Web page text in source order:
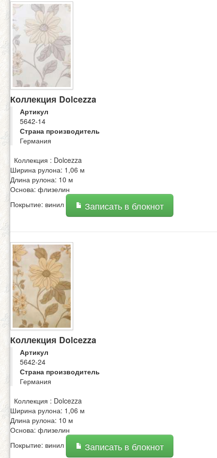
Коллекция Dolcezza
Артикул
5642-14
Страна производитель
Германия
Коллекция : Dolcezza
Ширина рулона: 1,06 м
Длина рулона: 10 м
Основа: флизелин
Покрытие: винил
Записать в блокнот
Коллекция Dolcezza
Артикул
5642-24
Страна производитель
Германия
Коллекция : Dolcezza
Ширина рулона: 1,06 м
Длина рулона: 10 м
Основа: флизелин
Покрытие: винил
Записать в блокнот